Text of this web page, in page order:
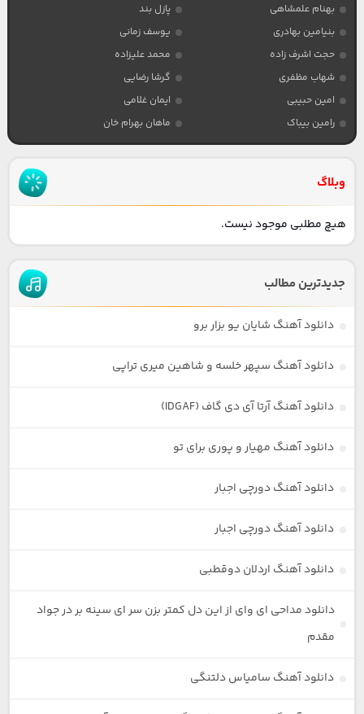
بهنام علمشاهی
پازل بند
بنیامین بهادری
یوسف زمانی
حجت اشرف زاده
محمد علیزاده
شهاب مظفری
گرشا رضایی
امین حبیبی
ایمان غلامی
رامین بیباک
ماهان بهرام خان
وبلاگ
هیچ مطلبی موجود نیست.
جدیدترین مطالب
دانلود آهنگ شایان یو بزار برو
دانلود آهنگ سپهر خلسه و شاهین میری تراپی
دانلود آهنگ آرتا آی دی گاف (IDGAF)
دانلود آهنگ مهیار و پوری برای تو
دانلود آهنگ دورچی اجبار
دانلود آهنگ دورچی اجبار
دانلود آهنگ اردلان دوقطبی
دانلود مداحی ای وای از این دل کمتر بزن سر ای سینه بر در جواد
مقدم
دانلود آهنگ سامیاس دلتنگی